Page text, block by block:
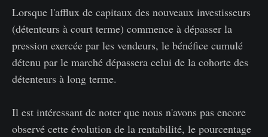
Lorsque l'afflux de capitaux des nouveaux investisseurs
(détenteurs à court terme) commence à dépasser la
pression exercée par les vendeurs, le bénéfice cumulé
détenu par le marché dépassera celui de la cohorte des
détenteurs à long terme.
Il est intéressant de noter que nous n'avons pas encore
observé cette évolution de la rentabilité, le pourcentage